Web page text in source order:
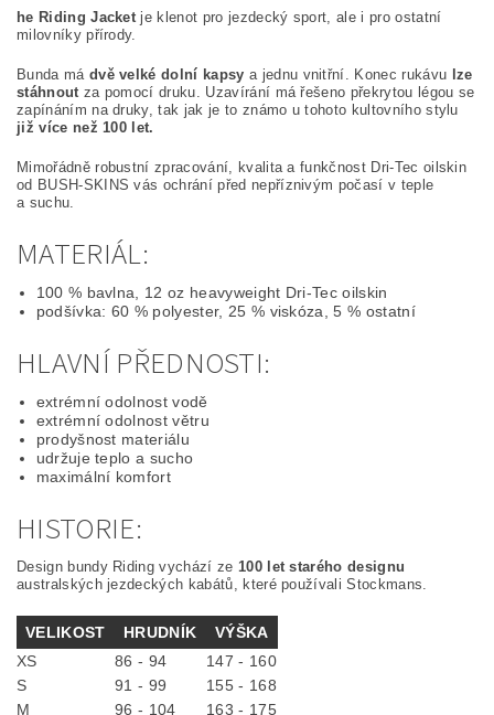
he Riding Jacket je klenot pro jezdecký sport, ale i pro ostatní
milovníky přírody.
Bunda má dvě velké dolní kapsy a jednu vnitřní. Konec rukávu lze
stáhnout za pomocí druku. Uzavírání má řešeno překrytou légou se
zapínáním na druky, tak jak je to známo u tohoto kultovního stylu
již více než 100 let.
Mimořádně robustní zpracování, kvalita a funkčnost Dri-Tec oilskin
od BUSH-SKINS vás ochrání před nepříznivým počasí v teple
a suchu.
MATERIÁL:
100 % bavlna, 12 oz heavyweight Dri-Tec oilskin
podšívka: 60 % polyester, 25 % viskóza, 5 % ostatní
HLAVNÍ PŘEDNOSTI:
extrémní odolnost vodě
extrémní odolnost větru
prodyšnost materiálu
udržuje teplo a sucho
maximální komfort
HISTORIE:
Design bundy Riding vychází ze 100 let starého designu
australských jezdeckých kabátů, které používali Stockmans.
VELIKOST HRUDNÍK
VÝŠKA
XS
86 - 94
147 - 160
S
91 - 99
155 - 168
M
96 - 104 163 - 175